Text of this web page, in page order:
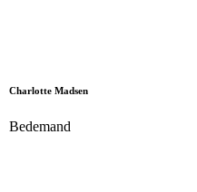
Charlotte Madsen
Bedemand